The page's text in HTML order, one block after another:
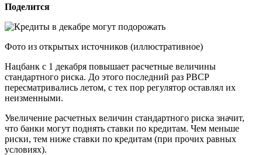
Поделится
Фото из открытых источников (иллюстративное)
Нацбанк с 1 декабря повышает расчетные величины
стандартного риска. До этого последний раз РВСР
пересматривались летом, с тех пор регулятор оставлял их
неизменными.
Увеличение расчетных величин стандартного риска значит,
что банки могут поднять ставки по кредитам. Чем меньше
риски, тем ниже ставки по кредитам (при прочих равных
условиях).